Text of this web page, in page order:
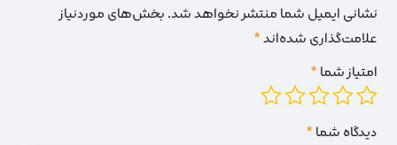
نشانی ایمیل شما منتشر نخواهد شد.بخش‌های موردنیاز
علامت‌گذاری شده‌اند*
امتیاز شما*
دیدگاه شما*